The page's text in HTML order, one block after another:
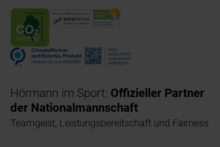
Hörmann im Sport: Offizieller Partner
der Nationalmannschaft
Teamgeist, Leistungsbereitschaft und Fairness